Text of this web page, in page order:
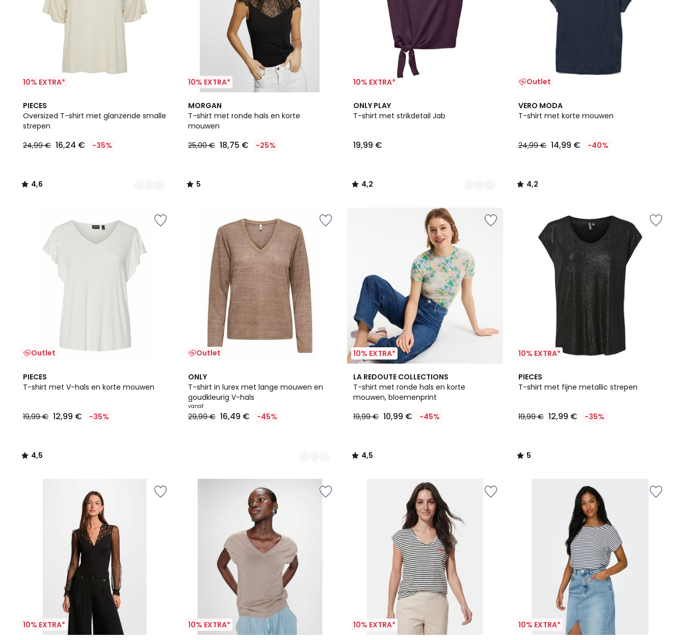
10% EXTRA*
PIECES
Oversized T-shirt met glanzende smalle
strepen
24,99 € 16,24 € -35%
4,6
/ 5
2
Kleuren
4,6
/
10% EXTRA*
MORGAN
T-shirt met ronde hals en korte
mouwen
25,00 € 18,75 € -25%
5
/
5
5
/
10% EXTRA*
ONLY PLAY
T-shirt met strikdetail Jab
19,99 €
4,2
/ 5
2
Kleuren
4,2
/
Outlet
VERO MODA
T-shirt met korte mouwen
24,99 € 14,99 € -40%
4,2
/ 5
4,2
/
Outlet
PIECES
T-shirt met V-hals en korte mouwen
19,99 € 12,99 € -35%
4,5
/ 5
4,5
/
Outlet
ONLY
T-shirt in lurex met lange mouwen en
goudkleurig V-hals
vanaf
29,99 € 16,49 € -45%
2
Kleuren
10% EXTRA*
LA REDOUTE COLLECTIONS
T-shirt met ronde hals en korte
mouwen, bloemenprint
19,99 € 10,99 € -45%
4,5
/ 5
4,5
/
10% EXTRA*
PIECES
T-shirt met fijne metallic strepen
19,99 € 12,99 € -35%
5
/
5
/
10% EXTRA* 10% EXTRA* 10% EXTRA* 10% EXTRA*